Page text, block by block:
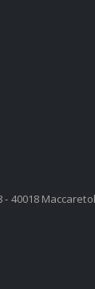
40018